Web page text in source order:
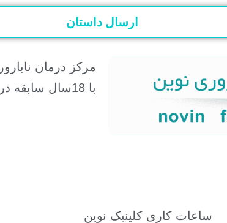
ارسال داستان
مرکز درمان
با 18سال سابقه درمانی در شرق کشور
ساعات کاری کلینیک نوین